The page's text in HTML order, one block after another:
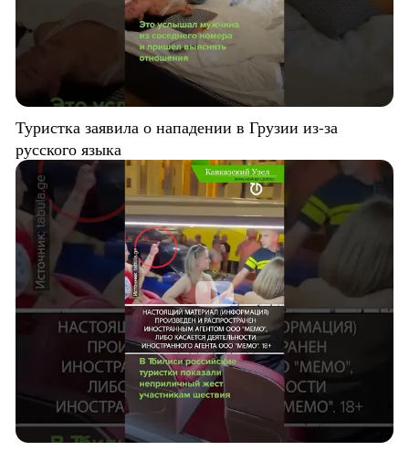
Туристка заявила о нападении в Грузии из-за
русского языка